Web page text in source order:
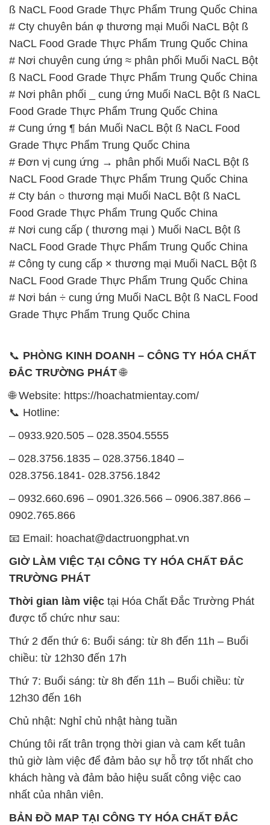
ß NaCL Food Grade Thực Phẩm Trung Quốc China
# Cty chuyên bán φ thương mại Muối NaCL Bột ß
NaCL Food Grade Thực Phẩm Trung Quốc China
# Nơi chuyên cung ứng ≈ phân phối Muối NaCL Bột
ß NaCL Food Grade Thực Phẩm Trung Quốc China
# Nơi phân phối _ cung ứng Muối NaCL Bột ß NaCL
Food Grade Thực Phẩm Trung Quốc China
# Cung ứng ¶ bán Muối NaCL Bột ß NaCL Food
Grade Thực Phẩm Trung Quốc China
# Đơn vị cung ứng → phân phối Muối NaCL Bột ß
NaCL Food Grade Thực Phẩm Trung Quốc China
# Cty bán ○ thương mại Muối NaCL Bột ß NaCL
Food Grade Thực Phẩm Trung Quốc China
# Nơi cung cấp ( thương mại ) Muối NaCL Bột ß
NaCL Food Grade Thực Phẩm Trung Quốc China
# Công ty cung cấp × thương mại Muối NaCL Bột ß
NaCL Food Grade Thực Phẩm Trung Quốc China
# Nơi bán ÷ cung ứng Muối NaCL Bột ß NaCL Food
Grade Thực Phẩm Trung Quốc China
📞 PHÒNG KINH DOANH – CÔNG TY HÓA CHẤT
ĐẮC TRƯỜNG PHÁT🌐
🌐 Website: https://hoachatmientay.com/
📞 Hotline:
– 0933.920.505 – 028.3504.5555
– 028.3756.1835 – 028.3756.1840 –
028.3756.1841- 028.3756.1842
– 0932.660.696 – 0901.326.566 – 0906.387.866 –
0902.765.866
📧 Email: hoachat@dactruongphat.vn
GIỜ LÀM VIỆC TẠI CÔNG TY HÓA CHẤT ĐẮC
TRƯỜNG PHÁT
Thời gian làm việc tại Hóa Chất Đắc Trường Phát
được tổ chức như sau:
Thứ 2 đến thứ 6: Buổi sáng: từ 8h đến 11h – Buổi
chiều: từ 12h30 đến 17h
Thứ 7: Buổi sáng: từ 8h đến 11h – Buổi chiều: từ
12h30 đến 16h
Chủ nhật: Nghỉ chủ nhật hàng tuần
Chúng tôi rất trân trọng thời gian và cam kết tuân
thủ giờ làm việc để đảm bảo sự hỗ trợ tốt nhất cho
khách hàng và đảm bảo hiệu suất công việc cao
nhất của nhân viên.
BẢN ĐỒ MAP TẠI CÔNG TY HÓA CHẤT ĐẮC